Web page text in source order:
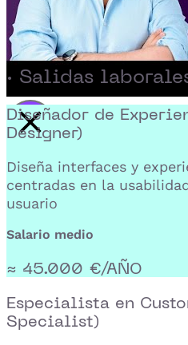
Activar reproducción del video
· Salidas
Diseñador de
Designer)
Diseña interfaces y
centradas en la
usuario
Salario medio
≈ 45.000 €/AÑO
Especialista en
Specialist)